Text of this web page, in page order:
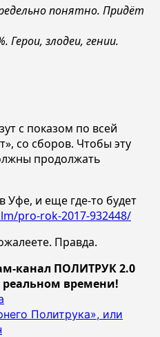
понятно. Придёт
Герои, злодеи, гении.
с показом по всей
со сборов. Чтобы эту
продолжать
Уфе, и еще где-то будет
pro-rok-2017-932448/
Правда.
канал ПОЛИТРУК 2.0
реальном времени!
Политрука», или